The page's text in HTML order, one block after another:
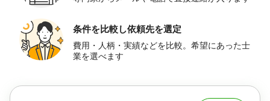
条件を比較し依頼先を選定
費用・人柄・実績などを比較。希望にあった士
業を選べます